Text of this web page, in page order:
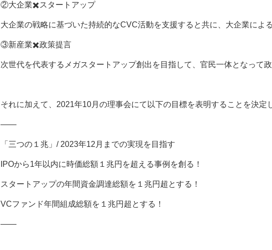
②大企業✖️スタートアップ
大企業の戦略に基づいた持続的なCVC活動を支援すると共に、大企業によ
③新産業✖️政策提言
次世代を代表するメガスタートアップ創出を目指して、官民一体となって
それに加えて、2021年10月の理事会にて以下の目標を表明することを決定
――
「三つの１兆」/ 2023年12月までの実現を目指す
IPOから1年以内に時価総額１兆円を超える事例を創る！
スタートアップの年間資金調達総額を１兆円超とする！
VCファンド年間組成総額を１兆円超とする！
――